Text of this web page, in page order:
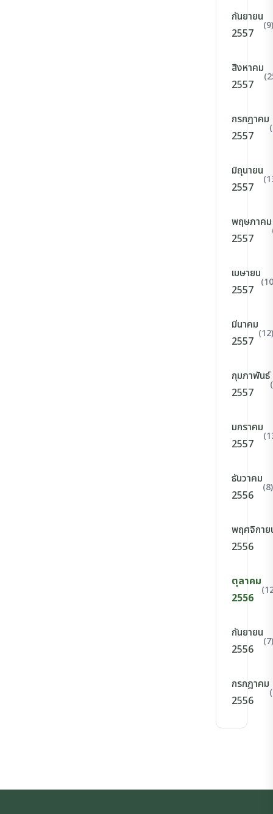
กันยายน
2557
(9)
สิงหาคม
2557
กรกฎาคม
2557
มิถุนายน
2557
พฤษภาคม
2557
เมษายน
2557
มีนาคม
2557
(12)
กุมภาพันธ์
2557
มกราคม
2557
ธันวาคม
2556
(8)
พฤศจิกาย
2556
ตุลาคม
2556
กันยายน
2556
(7)
กรกฎาคม
2556